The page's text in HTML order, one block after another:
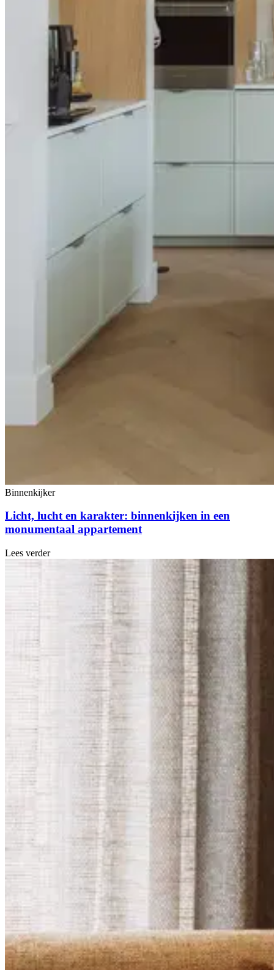
Binnenkijker
Licht, lucht en karakter: binnenkijken in een
monumentaal appartement
Lees verder